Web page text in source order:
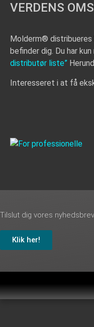
VERDENS
Molderm®
befinder dig. Du har
distributør liste”
Interesseret i at få
Tilslut dig vores nyhedsbrev
Klik her!